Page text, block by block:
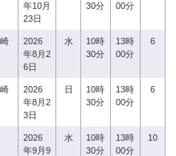
年10月
23日
30分
00分
2026
年8月2
6日
水
10時
30分
13時
00分
6
2026
年8月2
3日
日
10時
30分
13時
00分
6
2026
年9月9
水
10時
30分
13時
00分
10